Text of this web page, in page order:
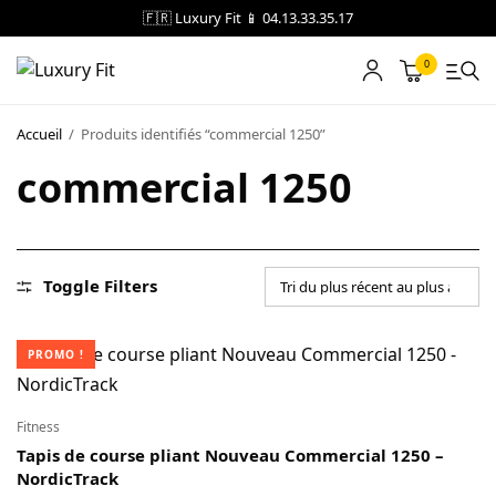
🇫🇷 Luxury Fit 📱 04.13.33.35.17
0
Accueil / Produits identifiés “commercial 1250”
commercial 1250
Toggle Filters
PROMO !
Fitness
Tapis de course pliant Nouveau Commercial 1250 –
NordicTrack
LOCATION
NOTRE CATALOGUE
BLOG
A PROPOS
CONTACT
Blog
Boutique
A propos